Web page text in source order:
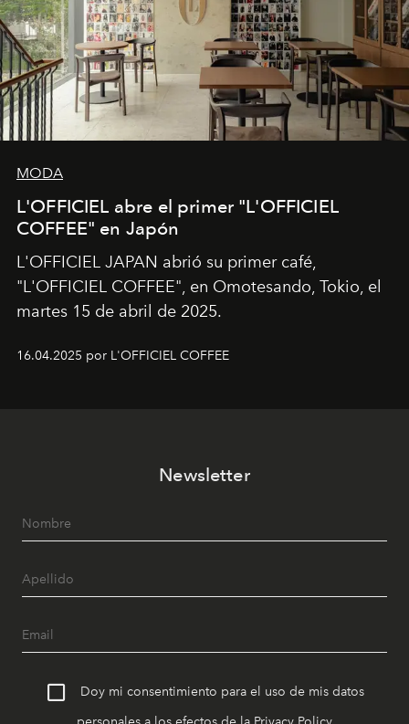
MODA
L'OFFICIEL abre el primer "L'OFFICIEL
COFFEE" en Japón
L'OFFICIEL JAPAN abrió su primer café,
"L'OFFICIEL COFFEE", en Omotesando, Tokio, el
martes 15 de abril de 2025.
16.04.2025 por L'OFFICIEL COFFEE
Newsletter
Doy mi consentimiento para el uso de mis datos